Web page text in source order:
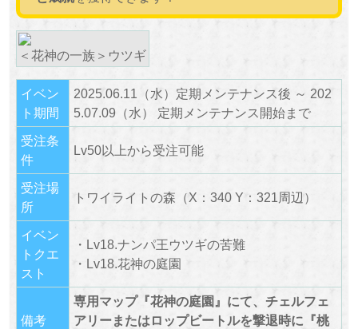
＜花神の一族＞ウツギ
イベン
ト期間
2025.06.11（水）定期メンテナンス後 ～ 202
5.07.09（水） 定期メンテナンス開始まで
受注条
件
Lv50以上から受注可能
受注場
所
トワイライトの森（X：340 Y：321周辺）
イベン
トクエ
スト
・Lv18.ナンパ王ウツギの苦難
・Lv18.花神の庭園
備考
専用マップ『花神の庭園』にて、チェルフェ
アリーまたはロップビートルを撃退時に『桃